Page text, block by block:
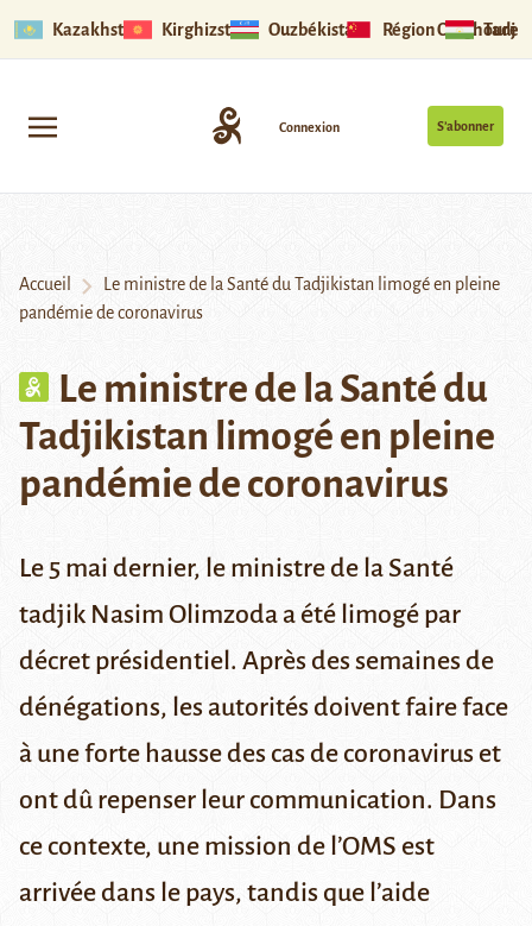
Kazakhstan Kirghizstan Ouzbékistan Région Ouïghoure
S’abonner
Connexion
Accueil
Le ministre de la Santé du Tadjikistan limogé en pleine
pandémie de coronavirus
Le ministre de la Santé du
Tadjikistan limogé en pleine
pandémie de coronavirus
Le 5 mai dernier, le ministre de la Santé
tadjik Nasim Olimzoda a été limogé par
décret présidentiel. Après des semaines de
dénégations, les autorités doivent faire face
à une forte hausse des cas de coronavirus et
ont dû repenser leur communication. Dans
ce contexte, une mission de l’OMS est
arrivée dans le pays, tandis que l’aide